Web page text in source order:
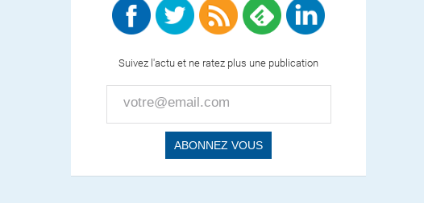
Suivez l'actu et ne ratez plus une publication